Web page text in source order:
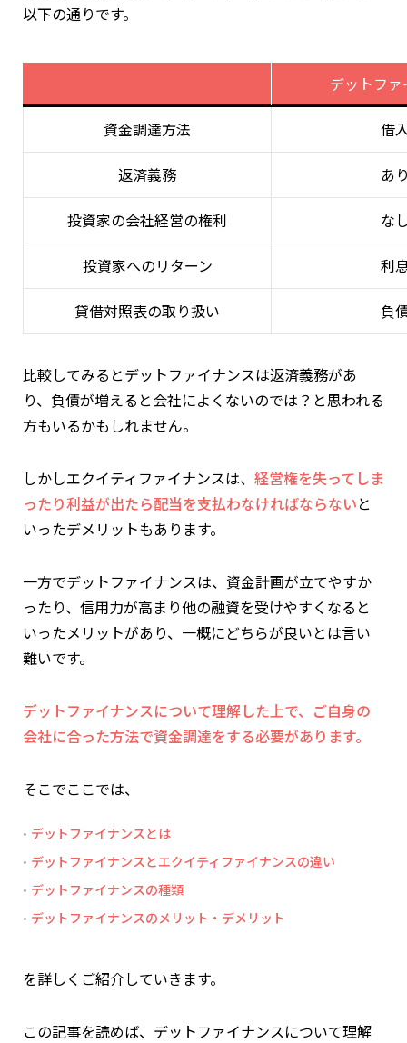
以下の通りです。
デットフ
資金調達方法 借
返済義務 あ
投資家の会社経営の権利 な
投資家へのリターン 利
貸借対照表の取り扱い 負
比較してみるとデットファイナンスは返済義務があ
り、負債が増えると会社によくないのでは？と思われる
方もいるかもしれません。
しかしエクイティファイナンスは、 経営権を失ってしま
ったり利益が出たら配当を支払わなければならないと
いったデメリットもあります。
一方でデットファイナンスは、資金計画が立てやすか
ったり、信用力が高まり他の融資を受けやすくなると
いったメリットがあり、一概にどちらが良いとは言い
難いです。
デットファイナンスについて理解した上で、ご自身の
会社に合った方法で資金調達をする必要があります。
そこでここでは、
デットファイナンスとは
デットファイナンスとエクイティファイナンスの違い
デットファイナンスの種類
デットファイナンスのメリット・デメリット
を詳しくご紹介していきます。
この記事を読めば、デットファイナンスについて理解